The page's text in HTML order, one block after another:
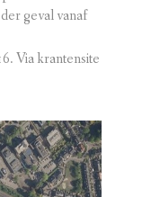
geval vanaf
Via krantensite